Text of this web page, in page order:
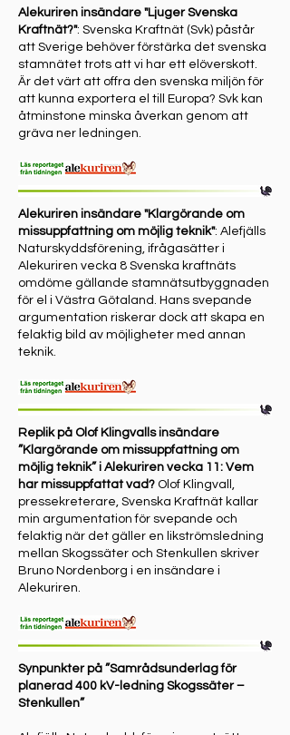
Alekuriren insändare "Ljuger Svenska
Kraftnät?": Svenska Kraftnät (Svk) påstår
att Sverige behöver förstärka det svenska
stamnätet trots att vi har ett elöverskott.
Är det värt att offra den svenska miljön för
att kunna exportera el till Europa? Svk kan
åtminstone minska åverkan genom att
gräva ner ledningen.
Alekuriren insändare "Klargörande om
missuppfattning om möjlig teknik": Alefjälls
Naturskyddsförening, ifrågasätter i
Alekuriren vecka 8 Svenska kraftnäts
omdöme gällande stamnätsutbyggnaden
för el i Västra Götaland. Hans svepande
argumentation riskerar dock att skapa en
felaktig bild av möjligheter med annan
teknik.
Replik på Olof Klingvalls insändare
”Klargörande om missuppfattning om
möjlig teknik” i Alekuriren vecka 11: Vem
har missuppfattat vad? Olof Klingvall,
pressekreterare, Svenska Kraftnät kallar
min argumentation för svepande och
felaktig när det gäller en likströmsledning
mellan Skogssäter och Stenkullen skriver
Bruno Nordenborg i en insändare i
Alekuriren.
Synpunkter på ”Samrådsunderlag för
planerad 400 kV-ledning Skogssäter –
Stenkullen”